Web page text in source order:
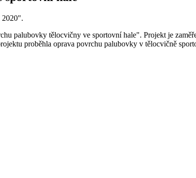
2020".
palubovky tělocvičny ve sportovní hale". Projekt je
proběhla oprava povrchu palubovky v tělocvičně